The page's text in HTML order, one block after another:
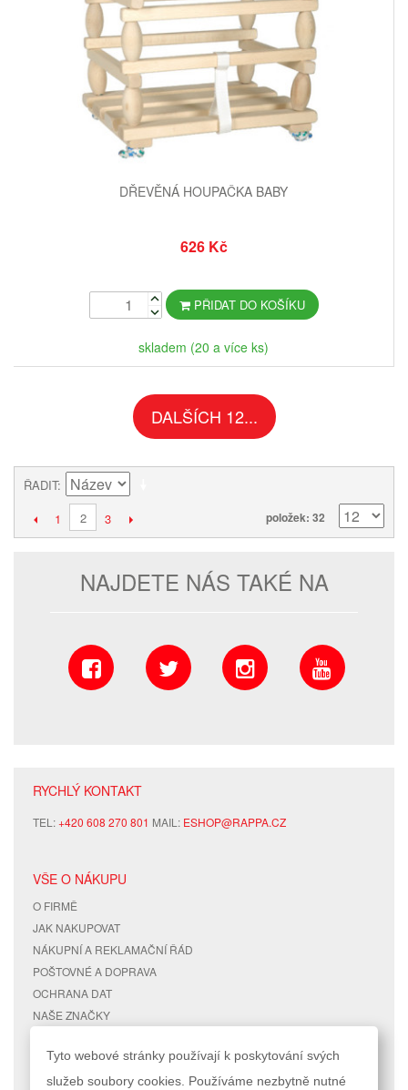
DŘEVĚNÁ HOUPAČKA BABY
626 Kč
PŘIDAT DO KOŠÍKU
skladem (20 a více ks)
DALŠÍCH 12...
ŘADIT
položek: 32
1 2 3
NAJDETE NÁS TAKÉ NA
RYCHLÝ KONTAKT
TEL:+420 608 270 801 MAIL: ESHOP@RAPPA.CZ
VŠE O NÁKUPU
O FIRMĚ
JAK NAKUPOVAT
NÁKUPNÍ A REKLAMAČNÍ ŘÁD
POŠTOVNÉ A DOPRAVA
OCHRANA DAT
NAŠE ZNAČKY
RYCHLÉ ODKAZY ÚČET
Tyto webové stránky používají k poskytování svých
služeb soubory cookies. Používáme nezbytně nutné